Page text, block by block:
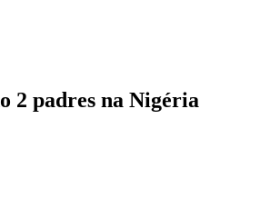
2 padres na Nigéria